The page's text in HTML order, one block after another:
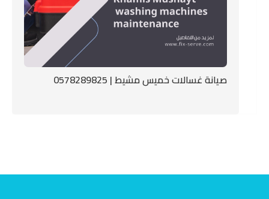
صيانة غسالات خميس مشيط | 0578289825